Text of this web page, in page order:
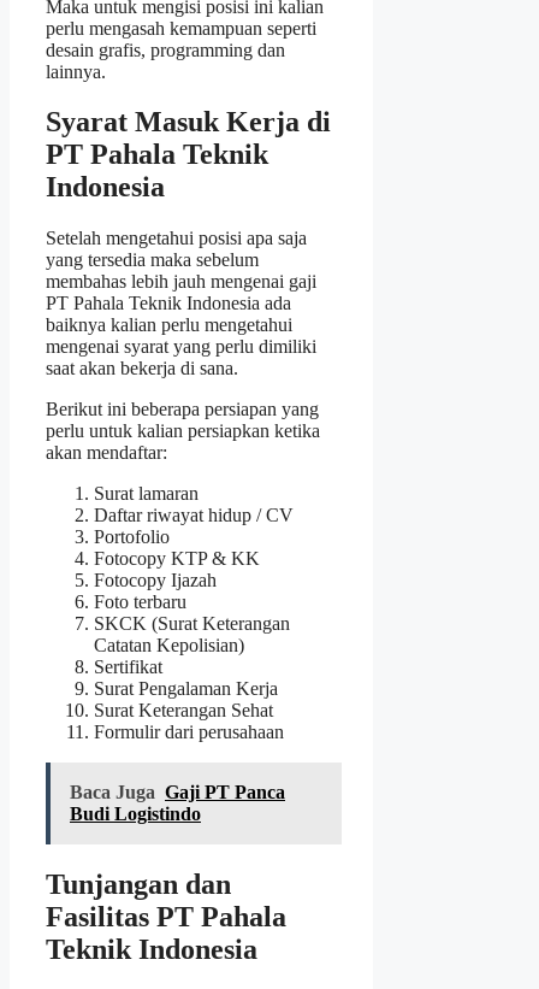
Maka untuk mengisi posisi ini kalian
perlu mengasah kemampuan seperti
desain grafis, programming dan
lainnya.
Syarat Masuk Kerja di
PT Pahala Teknik
Indonesia
Setelah mengetahui posisi apa saja
yang tersedia maka sebelum
membahas lebih jauh mengenai gaji
PT Pahala Teknik Indonesia ada
baiknya kalian perlu mengetahui
mengenai syarat yang perlu dimiliki
saat akan bekerja di sana.
Berikut ini beberapa persiapan yang
perlu untuk kalian persiapkan ketika
akan mendaftar:
Surat lamaran
Daftar riwayat hidup / CV
Portofolio
Fotocopy KTP & KK
Fotocopy Ijazah
Foto terbaru
SKCK (Surat Keterangan
Catatan Kepolisian)
Sertifikat
Surat Pengalaman Kerja
Surat Keterangan Sehat
Formulir dari perusahaan
Baca Juga Gaji PT Panca
Budi Logistindo
Tunjangan dan
Fasilitas PT Pahala
Teknik Indonesia